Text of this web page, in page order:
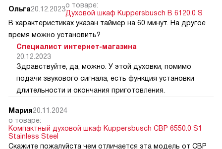
Ольга20.12.2023о товаре:
Духовой шкаф Kuppersbusch B 6120.0 S
В характеристиках указан таймер на 60 минут. На другое
время можно установить?
Специалист интернет-магазина
20.12.2023
Здравствуйте, да, можно. У этой духовки, помимо
подачи звукового сигнала, есть функция установки
длительности и окончания приготовления.
Мария20.11.2024
о товаре:
Компактный духовой шкаф Kuppersbusch CBP 6550.0 S1
Stainless Steel
Скажите пожалуйста чем отличается эта модель от CВP